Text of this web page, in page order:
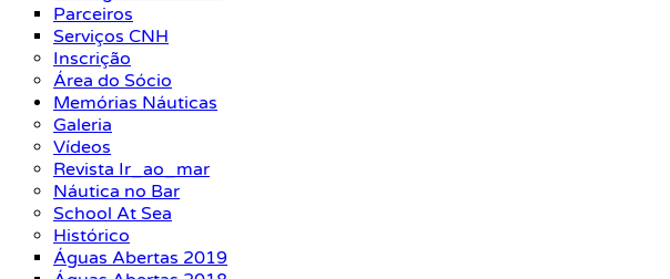
Parceiros
Serviços CNH
Inscrição
Área do Sócio
Memórias Náuticas
Galeria
Vídeos
Revista Ir_ao_mar
Náutica no Bar
School At Sea
Histórico
Águas Abertas 2019